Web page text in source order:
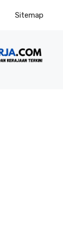
Sitemap